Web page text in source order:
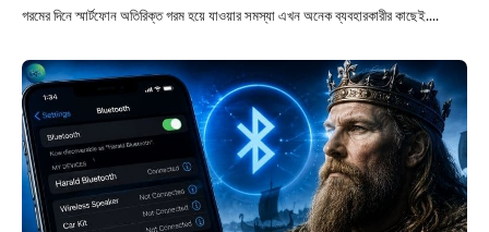
গরমের দিনে স্মার্টফোন অতিরিক্ত গরম হয়ে যাওয়ার সমস্যা এখন অনেক ব্যবহারকারীর কাছেই....